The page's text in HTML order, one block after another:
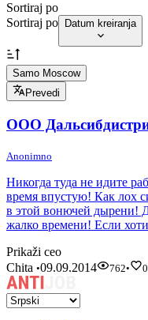
Sortiraj po
Sortiraj po
Datum kreiranja
Samo Moscow
Prevedi
ООО
Anonimno
Никогда туда не идите
время впустую! Как лох
в этой вонючей дырени!
жалко времени! Если
Prikaži ceo
Chita •09.09.2014 762• 0